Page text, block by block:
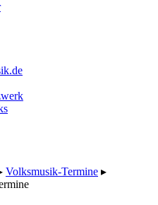
Volksmusik-Termine ▸